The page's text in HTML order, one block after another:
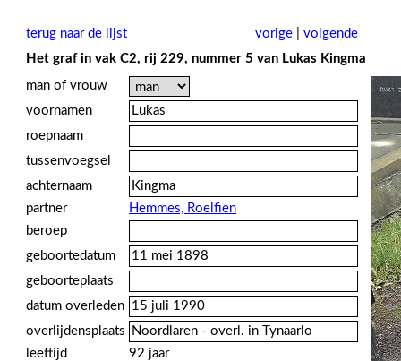
terug naar de lijst vorige
volgende
Het graf in vak C2, rij 229, nummer 5 van Lukas Kingma
man of vrouw
voornamen
roepnaam
tussenvoegsel
achternaam
partner
Hemmes, Roelfien
beroep
geboortedatum
geboorteplaats
datum overleden
overlijdensplaats
leeftijd
92 jaar